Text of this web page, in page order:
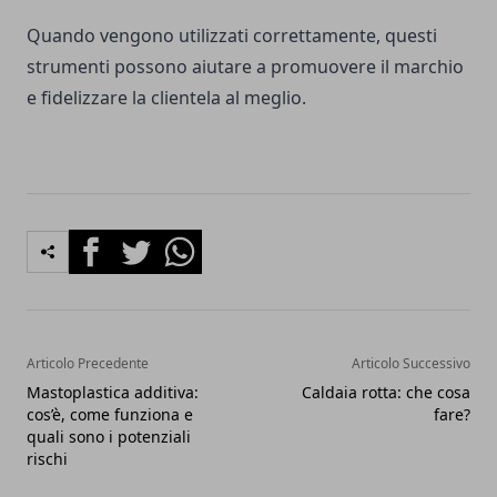
Quando vengono utilizzati correttamente, questi
strumenti possono aiutare a promuovere il marchio
e fidelizzare la clientela al meglio.
FacebookTwitterWhatsapp
Articolo Precedente
Mastoplastica additiva:
cos’è, come funziona e
quali sono i potenziali
rischi
Articolo Successivo
Caldaia rotta: che cosa
fare?